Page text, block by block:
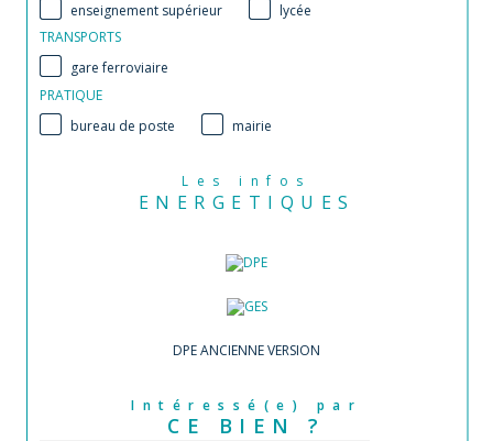
enseignement supérieur
lycée
TRANSPORTS
gare ferroviaire
PRATIQUE
bureau de poste
mairie
Les infos
ENERGETIQUES
DPE ANCIENNE VERSION
Intéressé(e) par
CE BIEN ?